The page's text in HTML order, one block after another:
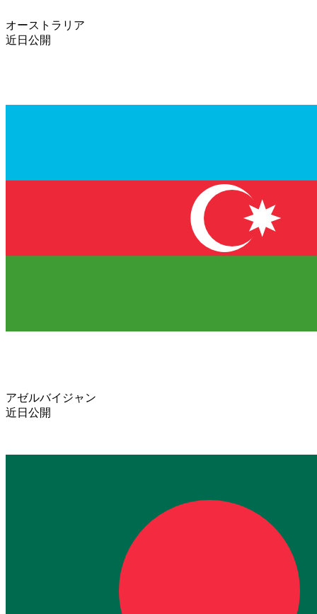
オーストラリア
近日公開
アゼルバイジャン
近日公開